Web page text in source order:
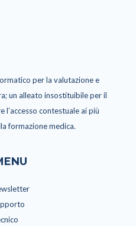
per la valutazione e
un alleato insostituibile per il
l’accesso contestuale ai più
formazione medica.